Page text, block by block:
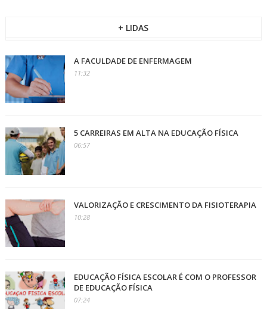
+ LIDAS
A FACULDADE DE ENFERMAGEM
11:32
5 CARREIRAS EM ALTA NA EDUCAÇÃO FÍSICA
06:57
VALORIZAÇÃO E CRESCIMENTO DA FISIOTERAPIA
10:28
EDUCAÇÃO FÍSICA ESCOLAR É COM O PROFESSOR
DE EDUCAÇÃO FÍSICA
07:24